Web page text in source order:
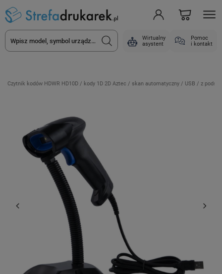
Wirtualny
asystent
Pomoc
i kontakt
Czytnik kodów HDWR HD10D / kody 1D 2D Aztec / skan automatyczny / USB / z